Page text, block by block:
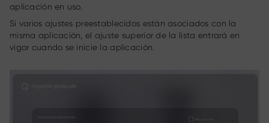
aplicación en uso.
Si varios ajustes preestablecidos están asociados con la
misma aplicación, el ajuste superior de la lista entrará en
vigor cuando se inicie la aplicación.